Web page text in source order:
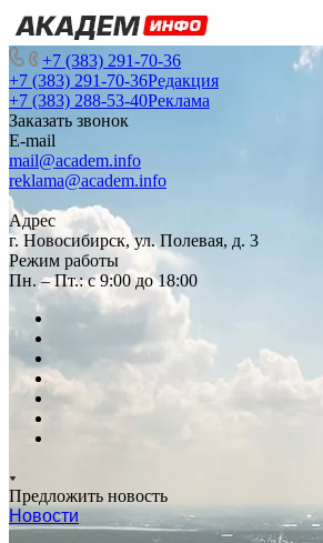
+7 (383) 291-70-36
+7 (383) 291-70-36Редакция
+7 (383) 288-53-40Реклама
Заказать звонок
E-mail
mail@academ.info
reklama@academ.info
Адрес
г. Новосибирск, ул. Полевая, д. 3
Режим работы
Пн. – Пт.: с 9:00 до 18:00
Предложить новость
Новости